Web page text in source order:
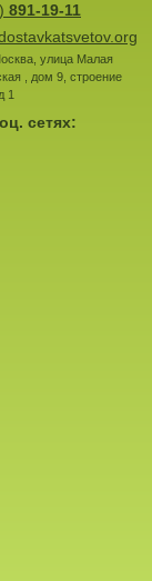
891-19-11
, улица Малая
, дом 9, строение
1
сетях: